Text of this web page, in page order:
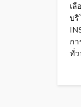
เ
บริ
ก
ทั่ว